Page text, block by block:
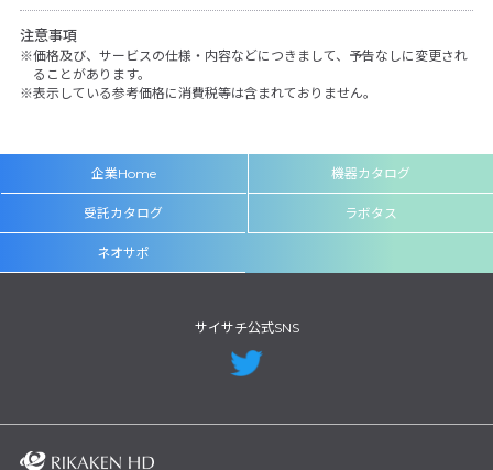
注意事項
価格及び、サービスの仕様・内容などにつきまして、予告なしに変更され
ることがあります。
表示している参考価格に消費税等は含まれておりません。
企業Home 機器カタログ
受託カタログ ラボタス
ネオサポ
サイサチ公式SNS